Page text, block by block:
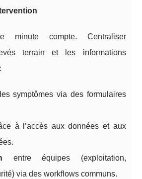
minute compte. Centraliser
terrain et les informations
symptômes via des formulaires
à l’accès aux données et aux
entre équipes (exploitation,
via des workflows communs.